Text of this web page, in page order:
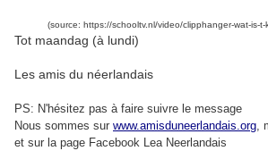
(source: https://schooltv.nl/video/clipphanger-wat-is-
Tot maandag (à lundi)
Les amis du néerlandais
PS: N'hésitez pas à faire suivre le message
Nous sommes sur www.amisduneerlandais.org,
et sur la page Facebook Lea Neerlandais